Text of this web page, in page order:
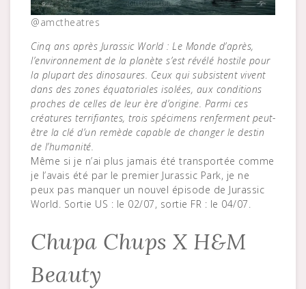
@amctheatres
Cinq ans après Jurassic World : Le Monde d’après,
l’environnement de la planète s’est révélé hostile pour
la plupart des dinosaures. Ceux qui subsistent vivent
dans des zones équatoriales isolées, aux conditions
proches de celles de leur ère d’origine. Parmi ces
créatures terrifiantes, trois spécimens renferment peut-
être la clé d’un remède capable de changer le destin
de l’humanité.
Même si je n’ai plus jamais été transportée comme
je l’avais été par le premier Jurassic Park, je ne
peux pas manquer un nouvel épisode de Jurassic
World. Sortie US : le 02/07, sortie FR : le 04/07.
Chupa Chups X H&M
Beauty